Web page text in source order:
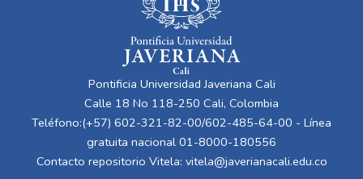
Pontificia Universidad Javeriana Cali
Calle 18 No 118-250 Cali, Colombia
Teléfono:(+57) 602-321-82-00/602-485-64-00 - Línea
gratuita nacional 01-8000-180556
Contacto repositorio Vitela: vitela@javerianacali.edu.co